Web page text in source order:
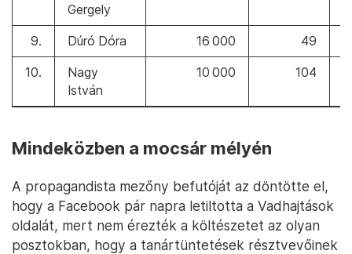
Gergely
9. Dúró Dóra 16 000 49
10.
Nagy
István
10 000 104
Mindeközben a mocsár mélyén
A propagandista mezőny befutóját az döntötte el,
hogy a Facebook pár napra letiltotta a Vadhajtások
oldalát, mert nem érezték a költészetet az olyan
posztokban, hogy a tanártüntetések résztvevőinek